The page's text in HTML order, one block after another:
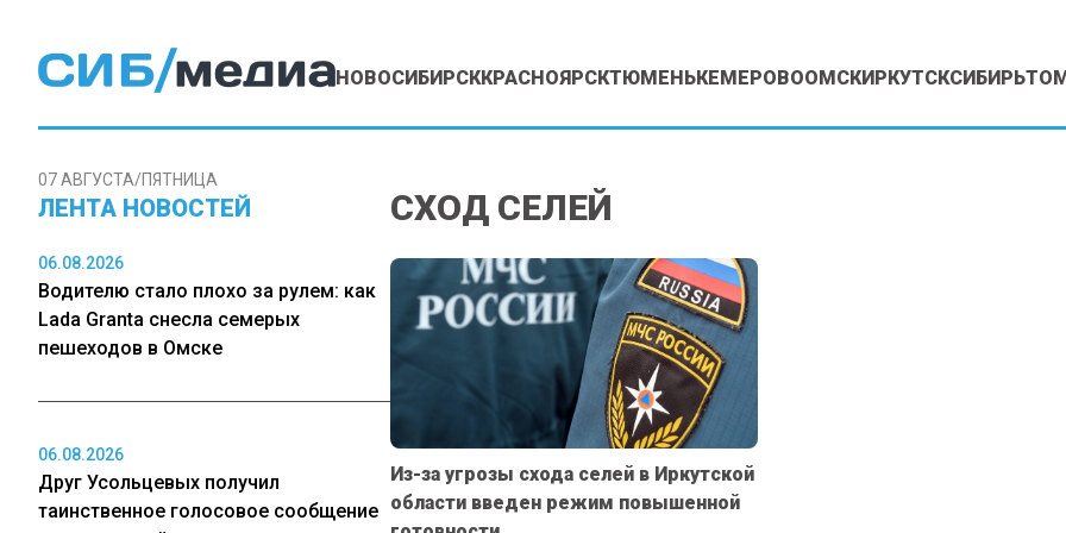
НОВОСИБИРСККРАСНОЯРСКТЮМЕНЬКЕМЕРОВООМСКИРКУТСКСИБИРЬ
07 АВГУСТА/ПЯТНИЦА
ЛЕНТА НОВОСТЕЙ
06.08.2026
Водителю стало плохо за рулем: как
Lada Granta снесла семерых
пешеходов в Омске
06.08.2026
Друг Усольцевых получил
таинственное голосовое сообщение
СХОД СЕЛЕЙ
Из-за угрозы схода селей в Иркутской
области введен режим повышенной